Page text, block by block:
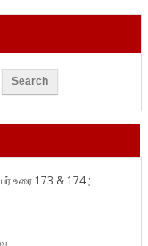
உரை 173 & 174 ;